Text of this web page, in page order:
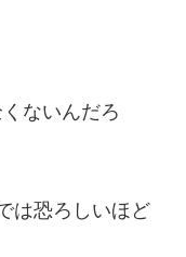
ないんだろ
は恐ろしいほど